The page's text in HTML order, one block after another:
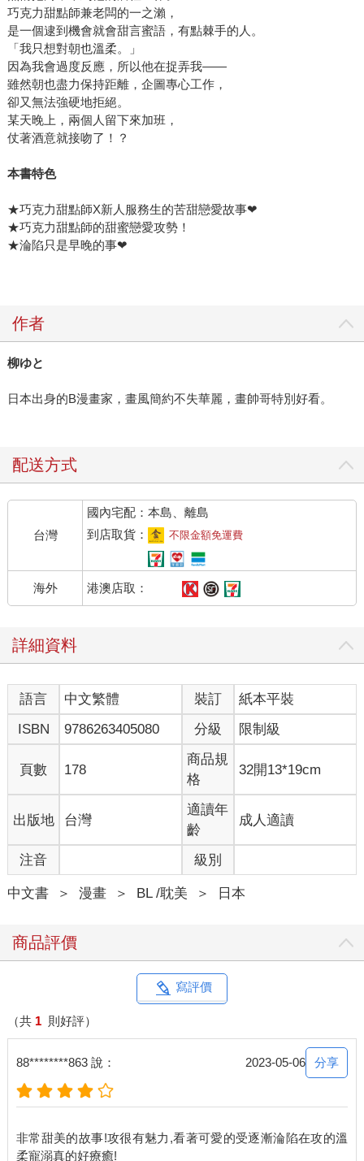
巧克力甜點師兼老闆的一之瀨，
是一個逮到機會就會甜言蜜語，有點棘手的人。
「我只想對朝也溫柔。」
因為我會過度反應，所以他在捉弄我——
雖然朝也盡力保持距離，企圖專心工作，
卻又無法強硬地拒絕。
某天晚上，兩個人留下來加班，
仗著酒意就接吻了！？
本書特色
★巧克力甜點師X新人服務生的苦甜戀愛故事❤
★巧克力甜點師的甜蜜戀愛攻勢！
★淪陷只是早晚的事❤
作者
柳ゆと
日本出身的B漫畫家，畫風簡約不失華麗，畫帥哥特別好看。
配送方式
台灣
國內宅配：本島、離島
到店取貨：
不限金額免運費
海外 港澳店取：
詳細資料
語言 中文繁體 裝訂
紙本平裝
ISBN
9786263405080 分級 限制級
頁數 178
商品規
格
32開13*19cm
出版地 台灣
適讀年
齡
成人適讀
注音 級別
中文書 ＞ 漫畫 ＞ BL /耽美 ＞ 日本
商品評價
寫評價
（共 1 則好評）
88********863 說： 2023-05-06 分享
非常甜美的故事!攻很有魅力,看著可愛的受逐漸淪陷在攻的溫